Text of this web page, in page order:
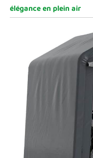
élégance en plein air